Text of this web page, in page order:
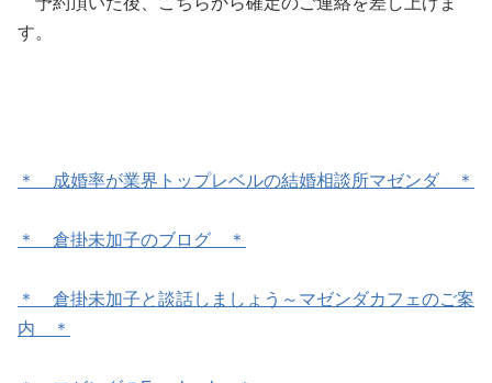
す。
＊ 成婚率が業界トップレベルの結婚相談所マゼンダ ＊
＊ 倉掛未加子のブログ ＊
＊ 倉掛未加子と談話しましょう～マゼンダカフェのご案
内 ＊